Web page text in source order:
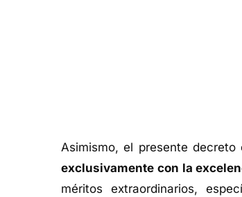
Asimismo, el presente decreto
exclusivamente con la
méritos extraordinarios,